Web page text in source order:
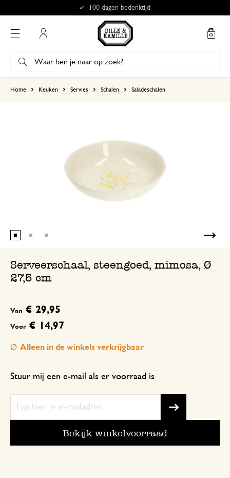
100 dagen bedenktijd
Home Keuken Servies Schalen Saladeschalen
Serveerschaal, steengoed, mimosa, Ø
27,5 cm
Voor € 14,97
Van € 29,95
Stuur mij een e-mail als er voorraad is
Bekijk winkelvoorraad
Alleen in de winkels verkrijgbaar